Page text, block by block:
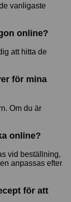
vanligaste
online?
att hitta de
för mina
Om du är
online?
vid beställning,
anpassas efter
för att